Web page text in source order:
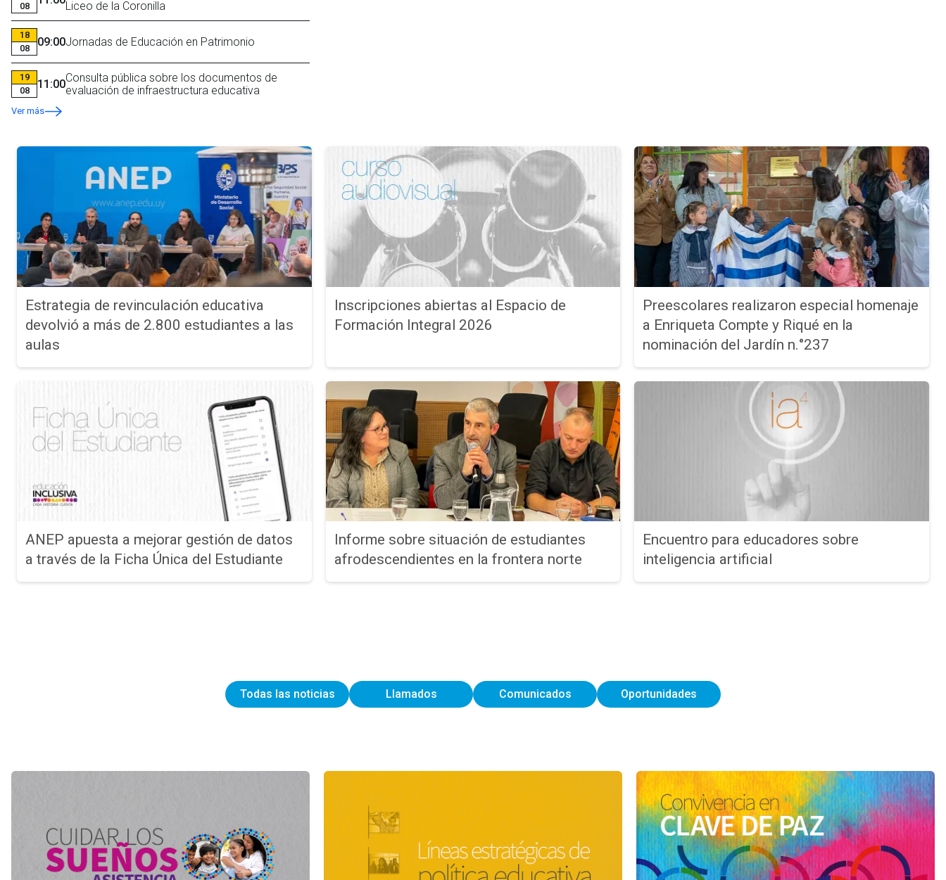
08
Liceo de la Coronilla
18
08
09:00Jornadas de Educación en Patrimonio
19
08
11:00Consulta pública sobre los documentos de
evaluación de infraestructura educativa
Ver más
Estrategia de revinculación educativa
devolvió a más de 2.800 estudiantes a las
aulas
Inscripciones abiertas al Espacio de
Formación Integral 2026
Preescolares realizaron especial homenaje
a Enriqueta Compte y Riqué en la
nominación del Jardín n.°237
ANEP apuesta a mejorar gestión de datos
a través de la Ficha Única del Estudiante
Informe sobre situación de estudiantes
afrodescendientes en la frontera norte
Encuentro para educadores sobre
inteligencia artificial
Todas las noticias Llamados Comunicados Oportunidades